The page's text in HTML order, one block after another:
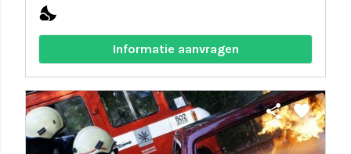
nights_stay
Informatie aanvragen
share favorite